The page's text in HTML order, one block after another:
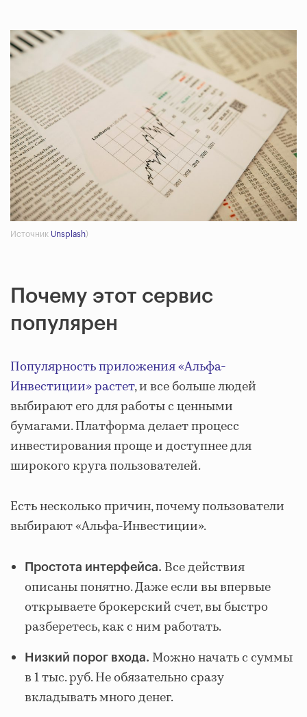
Источник Unsplash)
Почему этот сервис
популярен
Популярность приложения «Альфа-
Инвестиции» растет, и все больше людей
выбирают его для работы с ценными
бумагами. Платформа делает процесс
инвестирования проще и доступнее для
широкого круга пользователей.
Есть несколько причин, почему пользователи
выбирают «Альфа-Инвестиции».
Простота интерфейса. Все действия
описаны понятно. Даже если вы впервые
открываете брокерский счет, вы быстро
разберетесь, как с ним работать.
Низкий порог входа. Можно начать с суммы
в 1 тыс. руб. Не обязательно сразу
вкладывать много денег.